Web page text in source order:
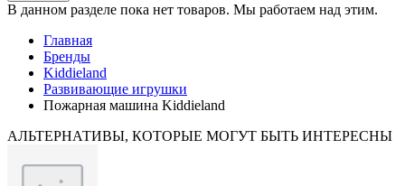
В данном разделе пока нет товаров. Мы работаем над этим.
Главная
Бренды
Kiddieland
Развивающие игрушки
Пожарная машина Kiddieland
АЛЬТЕРНАТИВЫ, КОТОРЫЕ МОГУТ БЫТЬ ИНТЕРЕСНЫ